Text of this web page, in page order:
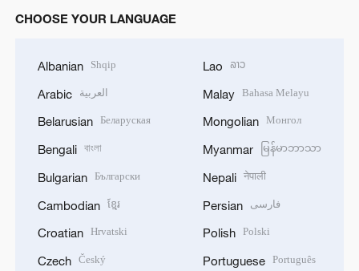
CHOOSE YOUR LANGUAGE
Albanian Shqip
Arabic العربية
Belarusian Беларуская
Bengali বাংলা
Bulgarian Български
Cambodian ខ្មែរ
Croatian Hrvatski
Czech Český
Lao ລາວ
Malay Bahasa Melayu
Mongolian Монгол
Myanmar မြန်မာဘာသာ
Nepali नेपाली
Persian فارسی
Polish Polski
Portuguese Português